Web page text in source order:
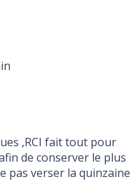
,RCI fait tout pour
de conserver le plus
pas verser la quinzaine